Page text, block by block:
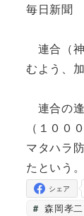
毎日新聞
連合（
むよう、
連合の
（１００
マタハラ
たという
シェア
森岡孝二